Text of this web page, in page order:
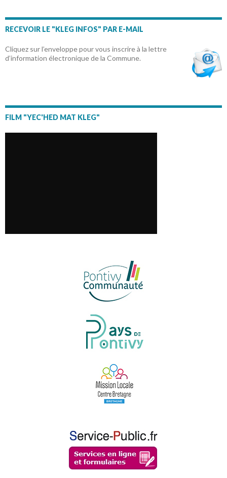
RECEVOIR LE "KLEG INFOS" PAR E-MAIL
Cliquez sur l’enveloppe pour vous inscrire à la lettre
d’information électronique de la Commune.
FILM "YEC'HED MAT KLEG"